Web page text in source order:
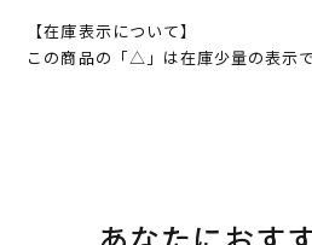
【在庫表示について】
この商品の「△」は在庫少量の表示で